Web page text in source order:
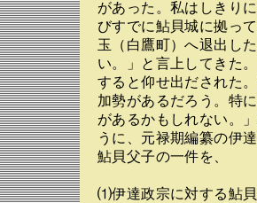
があった。私はしきり
びすでに鮎貝城に拠っ
玉（白鷹町）へ退出し
い。」と言上してきた
すると仰せ出だされた
加勢があるだろう。特
があるかもしれない。
うに、元禄期編纂の伊
鮎貝父子の一件を、
⑴伊達政宗に対する鮎貝